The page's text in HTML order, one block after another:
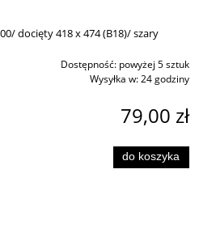
docięty 418 x 474 (B18)/ szary
Dostępność: powyżej 5 sztuk
Wysyłka w:24 godziny
79,00 zł
do koszyka